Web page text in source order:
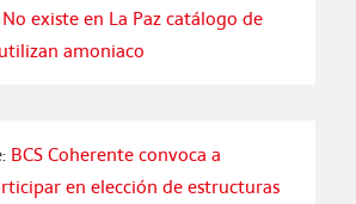
existe en La Paz catálogo de
amoniaco
BCS Coherente convoca a
en elección de estructuras